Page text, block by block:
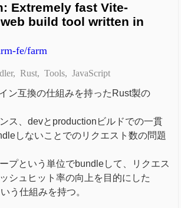
Extremely fast Vite-
build tool written in
fe/farm
Rust Tools JavaScript
ン互換の仕組みを持ったRust製の
ス、devとproductionビルドでの一貫
しないことでのリクエスト数の問題
プという単位でbundleして、リクエス
シュヒット率の向上を目的にした
う仕組みを持つ。